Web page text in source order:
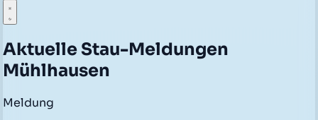
Aktuelle Stau-Meldungen
Mühlhausen
Meldung